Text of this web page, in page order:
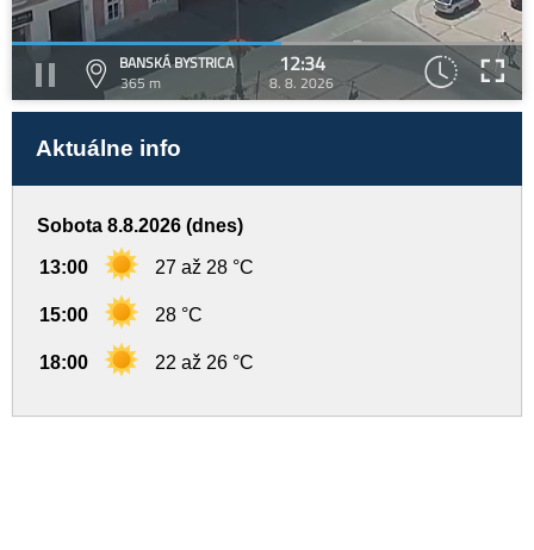
BANSKÁ BYSTRICA
365 m
12:34
8. 8. 2026
Aktuálne info
Sobota 8.8.2026 (dnes)
13:00 27 až 28 °C
15:00 28 °C
18:00 22 až 26 °C